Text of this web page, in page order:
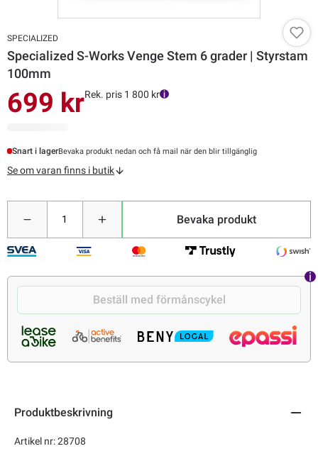
SPECIALIZED
Specialized S-Works Venge Stem 6 grader | Styrstam
100mm
699 krRek. pris 1 800 kr
Snart i lagerBevaka produkt nedan och få mail när den blir tillgänglig
Se om varan finns i butik
Bevaka produkt
Beställ med förmånscykel
Produktbeskrivning
Artikel nr: 28708